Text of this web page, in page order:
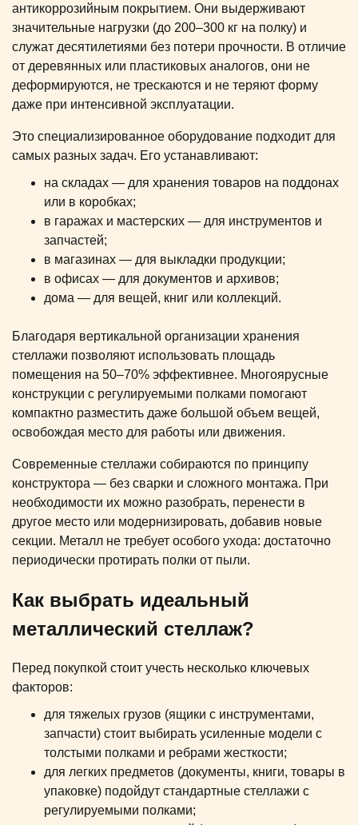
антикоррозийным покрытием. Они выдерживают
значительные нагрузки (до 200–300 кг на полку) и
служат десятилетиями без потери прочности. В отличие
от деревянных или пластиковых аналогов, они не
деформируются, не трескаются и не теряют форму
даже при интенсивной эксплуатации.
Это специализированное оборудование подходит для
самых разных задач. Его устанавливают:
на складах — для хранения товаров на поддонах
или в коробках;
в гаражах и мастерских — для инструментов и
запчастей;
в магазинах — для выкладки продукции;
в офисах — для документов и архивов;
дома — для вещей, книг или коллекций.
Благодаря вертикальной организации хранения
стеллажи позволяют использовать площадь
помещения на 50–70% эффективнее. Многоярусные
конструкции с регулируемыми полками помогают
компактно разместить даже большой объем вещей,
освобождая место для работы или движения.
Современные стеллажи собираются по принципу
конструктора — без сварки и сложного монтажа. При
необходимости их можно разобрать, перенести в
другое место или модернизировать, добавив новые
секции. Металл не требует особого ухода: достаточно
периодически протирать полки от пыли.
Как выбрать идеальный
металлический стеллаж?
Перед покупкой стоит учесть несколько ключевых
факторов:
для тяжелых грузов (ящики с инструментами,
запчасти) стоит выбирать усиленные модели с
толстыми полками и ребрами жесткости;
для легких предметов (документы, книги, товары в
упаковке) подойдут стандартные стеллажи с
регулируемыми полками;